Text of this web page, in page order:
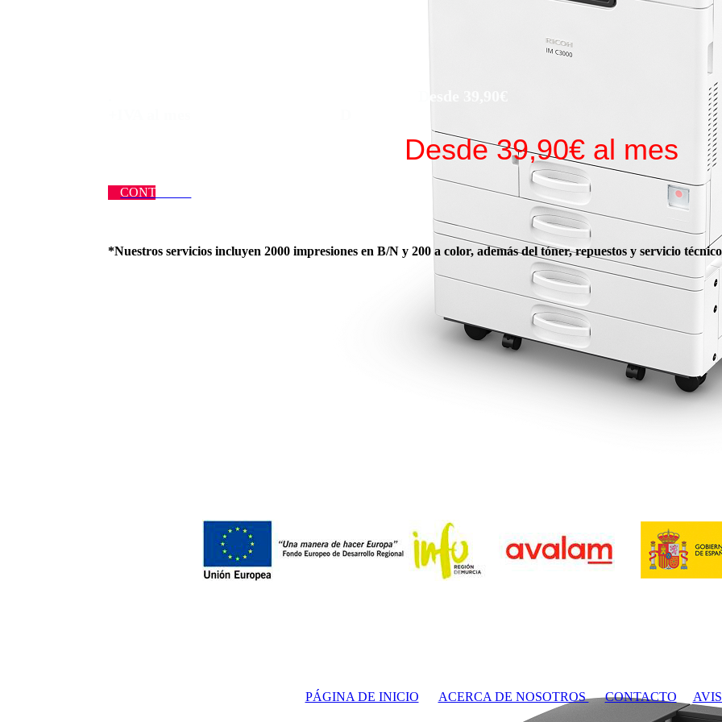
. Desde 39,90€
Desde 39,90€ al mes
CONTACTA
*Nuestros servicios incluyen 2000 impresiones en B/N y 200 a color, además del tóner, repuestos y servicio
PÁGINA DE INICIO ACERCA DE NOSOTROS CONTACTO